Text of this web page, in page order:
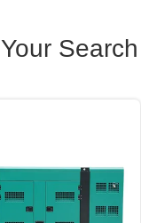
Your Search